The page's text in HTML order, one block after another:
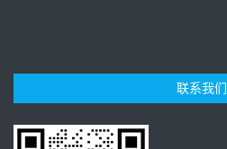
联系我们